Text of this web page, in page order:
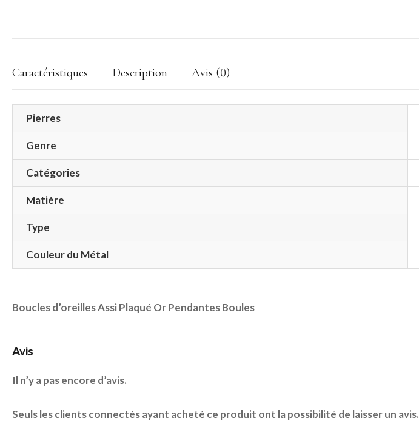
Caractéristiques Description Avis (0)
Pierres
Genre
Catégories
Matière
Type
Couleur du Métal
Boucles d’oreilles Assi Plaqué Or Pendantes Boules
Avis
Il n’y a pas encore d’avis.
Seuls les clients connectés ayant acheté ce produit ont la possibilité de laisser un avis.